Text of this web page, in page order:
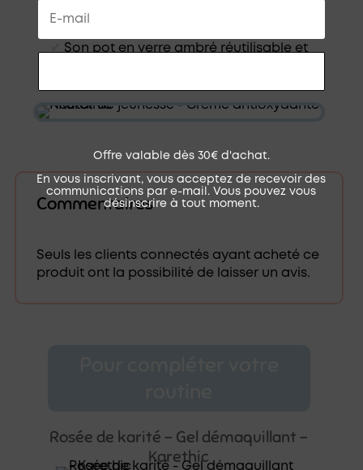
✔︎Son parfum léger d'origine naturelle
Son pot en verre ambré réutilisable et
Commentaires
Seuls les clients connectés ayant acheté ce
produit ont la possibilité de laisser un avis.
Rosée de karité – Gel démaquillant –
Karethic
Offre valable dès 30€ d'achat.
En vous inscrivant, vous acceptez de recevoir des
communications par e-mail. Vous pouvez vous
désinscrire à tout moment.